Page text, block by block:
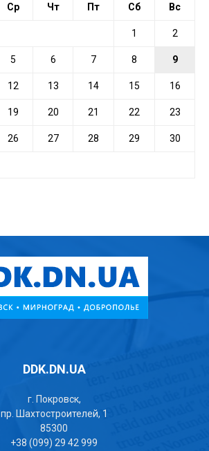
Ср Чт Пт Сб Вс
1 2
5 6 7 8 9
12 13 14 15 16
19 20 21 22 23
26 27 28 29 30
DDK.DN.UA
г. Покровск,
пр. Шахтостроителей, 1
85300
+38 (099) 29 42 999